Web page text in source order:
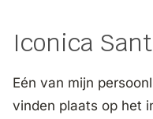
Iconica
Eén van mijn
vinden plaats op het